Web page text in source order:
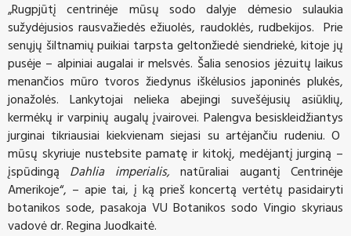
„Rugpjūtį centrinėje mūsų sodo dalyje dėmesio sulaukia
sužydėjusios rausvažiedės ežiuolės, raudoklės, rudbekijos. Prie
senųjų šiltnamių puikiai tarpsta geltonžiedė siendriekė, kitoje jų
pusėje – alpiniai augalai ir melsvės. Šalia senosios jėzuitų laikus
menančios mūro tvoros žiedynus iškėlusios japoninės plukės,
jonažolės. Lankytojai nelieka abejingi suvešėjusių asiūklių,
kermėkų ir varpinių augalų įvairovei. Palengva besiskleidžiantys
jurginai tikriausiai kiekvienam siejasi su artėjančiu rudeniu. O
mūsų skyriuje nustebsite pamatę ir kitokį, medėjantį jurginą –
įspūdingą Dahlia imperialis,natūraliai augantį Centrinėje
Amerikoje“, – apie tai, į ką prieš koncertą vertėtų pasidairyti
botanikos sode, pasakoja VU Botanikos sodo Vingio skyriaus
vadovė dr. Regina Juodkaitė.